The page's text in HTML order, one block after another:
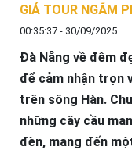
GIÁ TOUR NGẮM
00:35:37 - 30/09/2025
Đà Nẵng về đêm
để cảm nhận trọn
trên sông Hàn.
những cây cầu
đèn, mang đến